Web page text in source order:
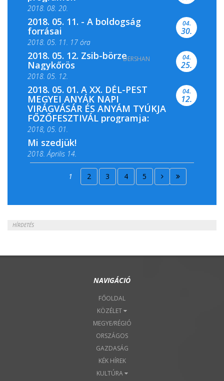
2018. 08. 20.
2018. 05. 11. - A boldogság
forrásai
2018. 05. 11. 17 óra
2018. 05. 11. 19 óra
04.
30.
2018. 05. 12. Zsib-börze
Nagykőrös
2018. 05. 12.
04.
25.
2018. 05. 01. A XX. DÉL-PEST
MEGYEI ANYÁK NAPI
VIRÁGVÁSÁR ÉS ANYÁM TYÚKJA
FŐZŐFESZTIVÁL programja:
2018, 05. 01.
04.
12.
Mi szedjük!
2018. Április 14.
2018. Április 15.
1 2 3 4 5
HÍRDETÉS
NAVIGÁCIÓ
FŐOLDAL
KÖZÉLET
MEGYE/RÉGIÓ
ORSZÁGOS
GAZDASÁG
KÉK HÍREK
KULTÚRA
DERSHAN